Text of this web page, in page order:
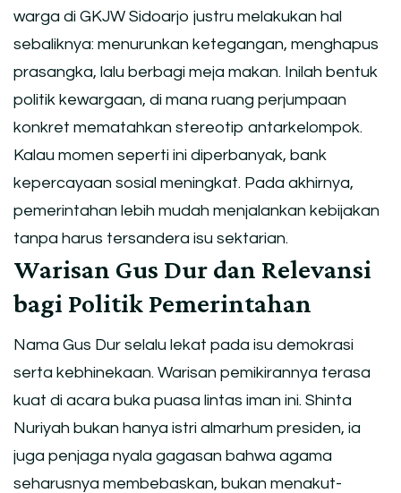
warga di GKJW Sidoarjo justru melakukan hal
sebaliknya: menurunkan ketegangan, menghapus
prasangka, lalu berbagi meja makan. Inilah bentuk
politik kewargaan, di mana ruang perjumpaan
konkret mematahkan stereotip antarkelompok.
Kalau momen seperti ini diperbanyak, bank
kepercayaan sosial meningkat. Pada akhirnya,
pemerintahan lebih mudah menjalankan kebijakan
tanpa harus tersandera isu sektarian.
Warisan Gus Dur dan Relevansi
bagi Politik Pemerintahan
Nama Gus Dur selalu lekat pada isu demokrasi
serta kebhinekaan. Warisan pemikirannya terasa
kuat di acara buka puasa lintas iman ini. Shinta
Nuriyah bukan hanya istri almarhum presiden, ia
juga penjaga nyala gagasan bahwa agama
seharusnya membebaskan, bukan menakut-